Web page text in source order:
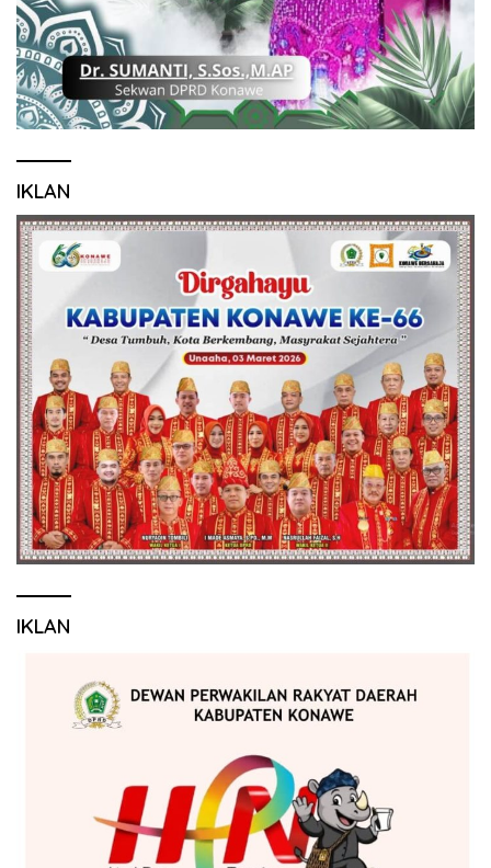
IKLAN
IKLAN